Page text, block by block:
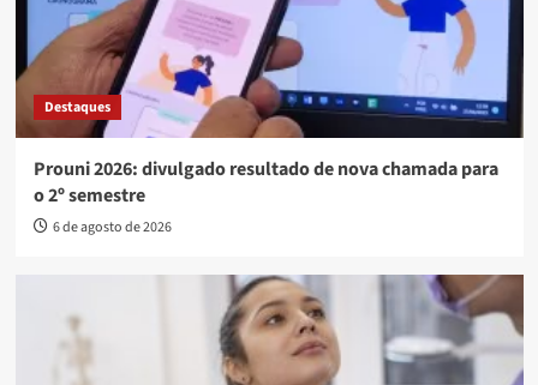
Destaques
Prouni 2026: divulgado resultado de nova chamada para
o 2º semestre
6 de agosto de 2026